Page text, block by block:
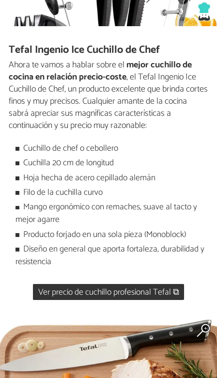
Tefal Ingenio Ice Cuchillo de Chef
Ahora te vamos a hablar sobre el mejor cuchillo de
cocina en relación precio-coste, el Tefal Ingenio Ice
Cuchillo de Chef, un producto excelente que brinda cortes
finos y muy precisos. Cualquier amante de la cocina
sabrá apreciar sus magníficas características a
continuación y su precio muy razonable:
Cuchillo de chef o cebollero
Cuchilla 20 cm de longitud
Hoja hecha de acero cepillado alemán
Filo de la cuchilla curvo
Mango ergonómico con remaches, suave al tacto y
mejor agarre
Producto forjado en una sola pieza (Monoblock)
Diseño en general que aporta fortaleza, durabilidad y
resistencia
Ver precio de cuchillo profesional Tefal ⧉